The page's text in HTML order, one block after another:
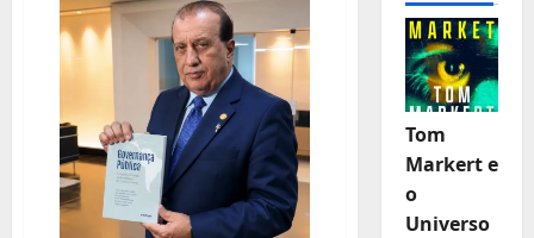
Tom
Markert e
o
Universo